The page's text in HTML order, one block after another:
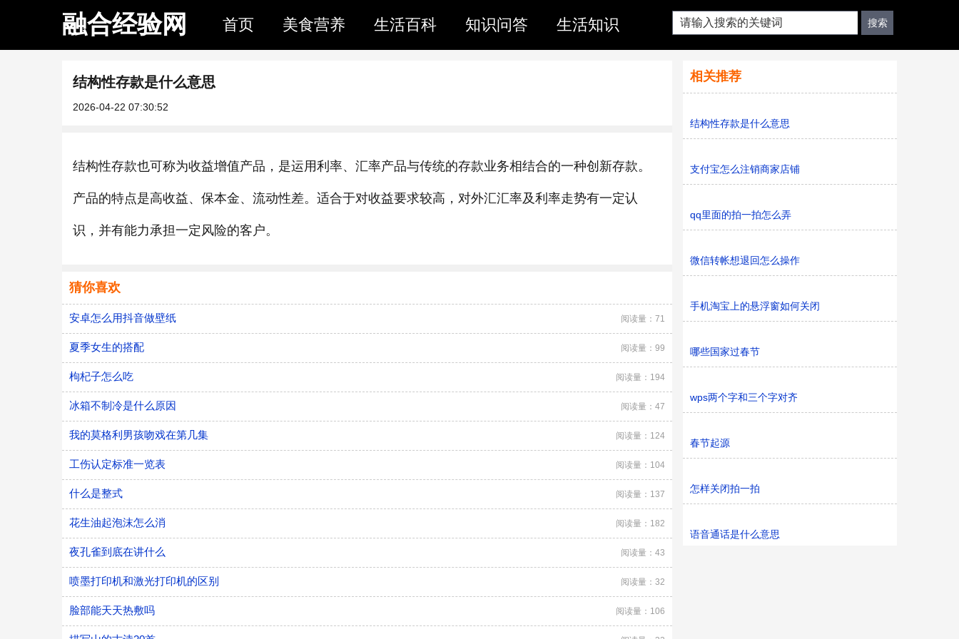
融合经验网 首页 美食营养 生活百科 知识问答 生活知识
结构性存款是什么意思
2026-04-22 07:30:52
结构性存款也可称为收益增值产品，是运用利率、汇率产品与传统的存款业务相结合的一种创新存款。
产品的特点是高收益、保本金、流动性差。适合于对收益要求较高，对外汇汇率及利率走势有一定认
识，并有能力承担一定风险的客户。
猜你喜欢
安卓怎么用抖音做壁纸 阅读量：71
夏季女生的搭配 阅读量：99
枸杞子怎么吃 阅读量：194
冰箱不制冷是什么原因 阅读量：47
我的莫格利男孩吻戏在第几集 阅读量：124
​工伤认定标准一览表 阅读量：104
什么是整式 阅读量：137
花生油起泡沫怎么消 阅读量：182
夜孔雀到底在讲什么 阅读量：43
喷墨打印机和激光打印机的区别 阅读量：32
脸部能天天热敷吗 阅读量：106
相关推荐
结构性存款是什么意思
支付宝怎么注销商家店铺
qq里面的拍一拍怎么弄
微信转帐想退回怎么操作
手机淘宝上的悬浮窗如何关闭
哪些国家过春节
wps两个字和三个字对齐
春节起源
怎样关闭拍一拍
语音通话是什么意思